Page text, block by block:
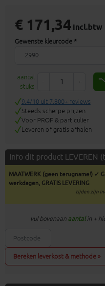
€ 171,34 incl.btw
Gewenste kleurcode *
aantal
stuks
- +
9.4/10 uit 7.800+ reviews
Steeds scherpe prijzen
Voor PROF & particulier
Leveren of gratis afhalen
Info dit product LEVEREN
MAATWERK (geen terugname!) ✓
werkdagen, GRATIS LEVERING
tijden zijn
vul bovenaan aantalin +
Bereken leverkost & methode »